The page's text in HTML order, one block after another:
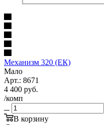
Механизм 320 (ЕК)
Мало
Арт.: 8671
4 400 руб.
/комп
В корзину